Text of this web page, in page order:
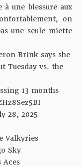
à une blessure aux
on
une seule miette
Brink says she
Tuesday vs. the
13 months
28, 2025
Valkyries
Sky
Aces